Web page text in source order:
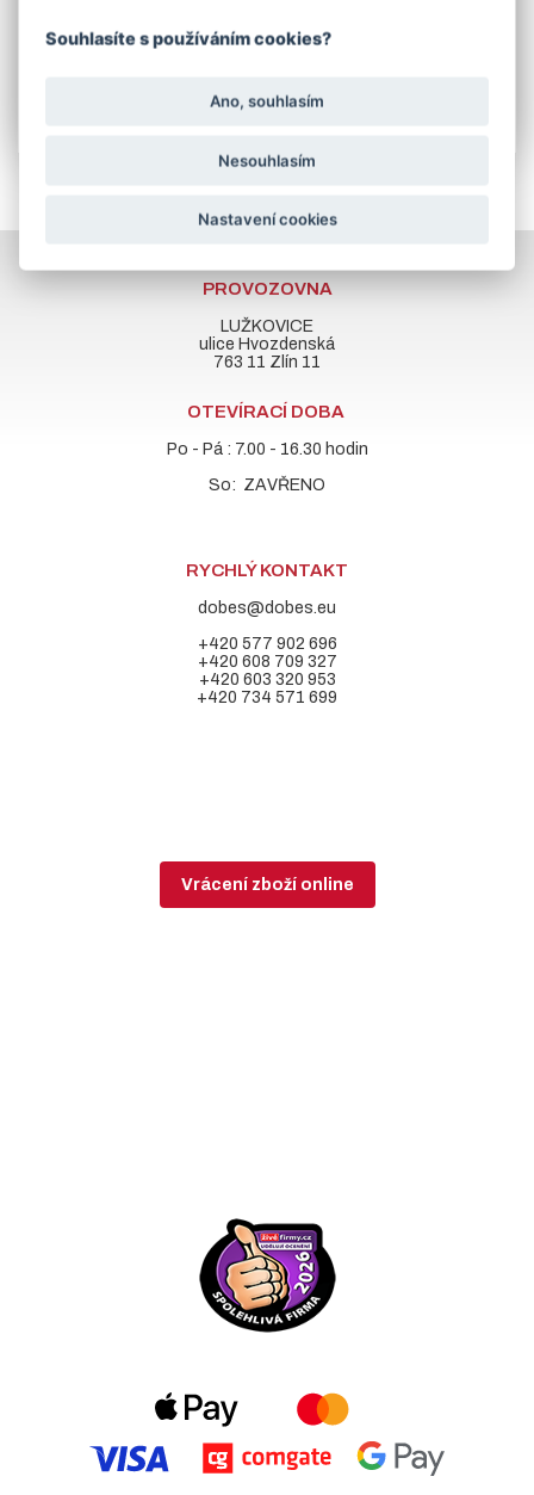
PROVOZOVNA
LUŽKOVICE
ulice Hvozdenská
763 11 Zlín 11
OTEVÍRACÍ DOBA
Po - Pá : 7.00 - 16.30 hodin
So: ZAVŘENO
RYCHLÝ KONTAKT
dobes@dobes.eu
+420 577 902 696
+420 608 709 327
+420 603 320 953
+420 734 571 699
Vrácení zboží online
Souhlasíte s používáním cookies?
Ano, souhlasím
Nesouhlasím
Nastavení cookies